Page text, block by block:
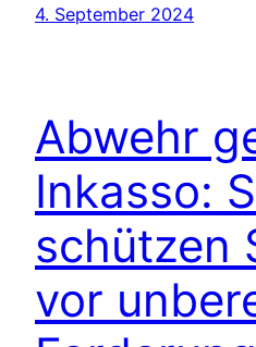
4. September 2024
Abwehr
Inkasso:
schützen
vor